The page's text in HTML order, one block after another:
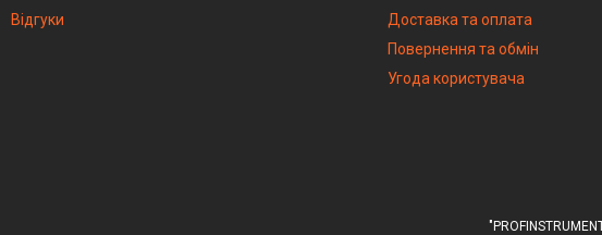
Відгуки
Доставка та оплата
Повернення та обмін
Угода користувача